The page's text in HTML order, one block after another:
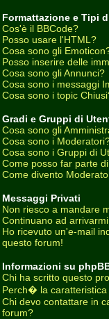
Formattazione e Tipi
Cos'è il BBCode?
Posso usare l'HTML?
Cosa sono gli
Posso inserire delle
Cosa sono gli Annunci?
Cosa sono i messaggi
Cosa sono i topic
Gradi e Gruppi di
Cosa sono gli
Cosa sono i
Cosa sono i Gruppi di
Come posso far parte
Come divento
Messaggi Privati
Non riesco a mandare
Continuano ad
Ho ricevuto un'e-mail
questo forum!
Informazioni su
Chi ha scritto questo
Perch� la
Chi devo contattare in
forum?